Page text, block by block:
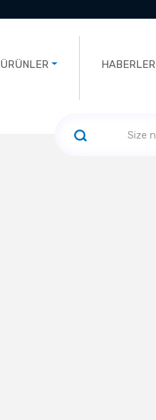
ÜRÜNLER HABERLER